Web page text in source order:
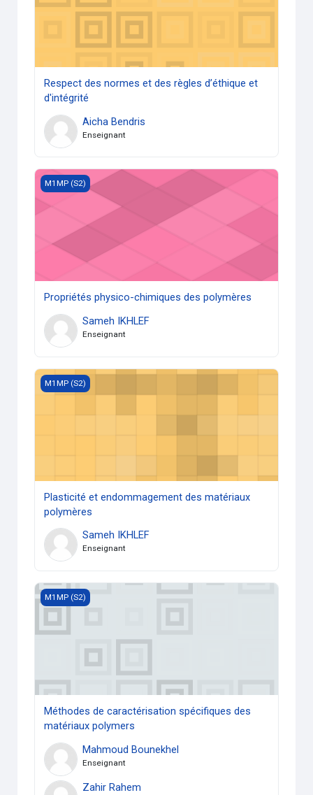
Respect des normes et des règles d’éthique et
d'intégrité
Aicha Bendris
Enseignant
Propriétés physico-chimiques des polymères
M1MP (S2)
Propriétés physico-chimiques des polymères
Sameh IKHLEF
Enseignant
Plasticité et endommagement des matériaux polymères
M1MP (S2)
Plasticité et endommagement des matériaux
polymères
Sameh IKHLEF
Enseignant
Méthodes de caractérisation spécifiques des matériaux
M1MP (S2)
Méthodes de caractérisation spécifiques des
matériaux polymers
Mahmoud Bounekhel
Enseignant
Zahir Rahem